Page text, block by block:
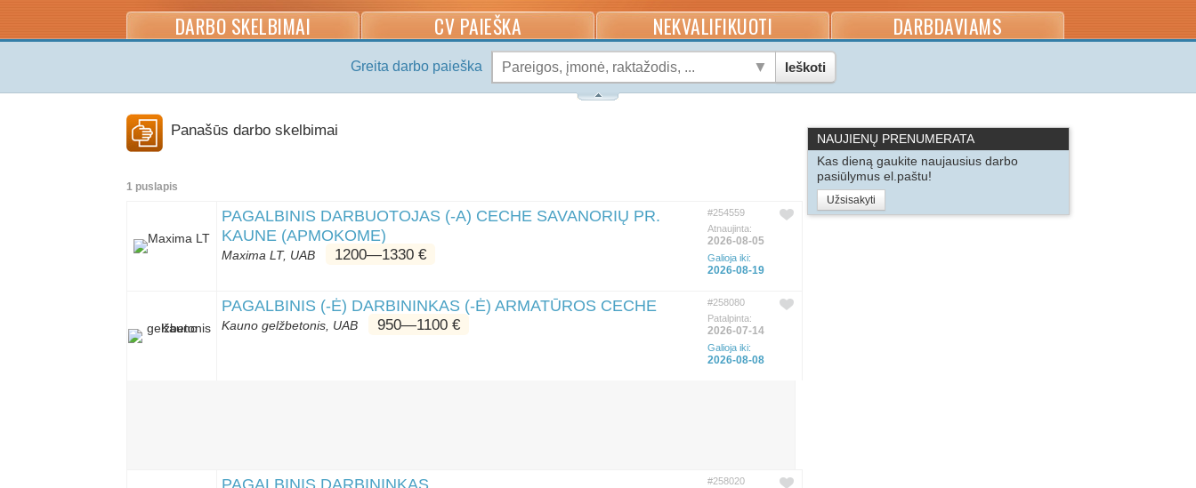
DARBO SKELBIMAI CV PAIEŠKA NEKVALIFIKUOTI DARBDAVIAMS
Greita darbo paieška Ieškoti
Panašūs darbo skelbimai
1 puslapis
PAGALBINIS DARBUOTOJAS (-A) CECHE SAVANORIŲ PR.
KAUNE (APMOKOME)
Maxima LT, UAB 1200―1330 €
#254559
Atnaujinta:
2026-08-05
Galioja iki:
2026-08-19
PAGALBINIS (-Ė) DARBININKAS (-Ė) ARMATŪROS CECHE
Kauno gelžbetonis, UAB 950―1100 €
#258080
Patalpinta:
2026-07-14
Galioja iki:
2026-08-08
PAGALBINIS DARBININKAS #258020
NAUJIENŲ PRENUMERATA
Kas dieną gaukite naujausius darbo
pasiūlymus el.paštu!
Užsisakyti